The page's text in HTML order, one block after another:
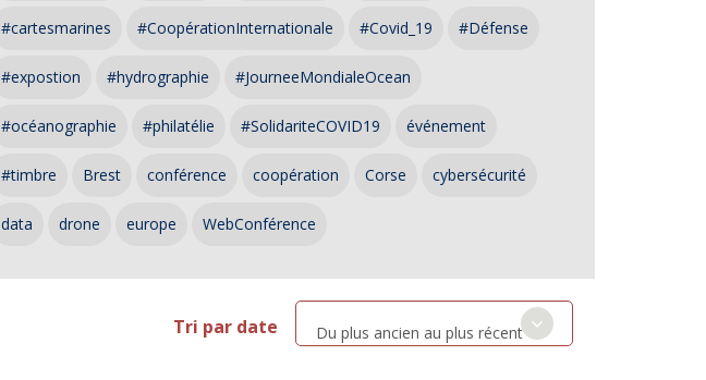
#cartesmarines #CoopérationInternationale #Covid_19 #Défense
#expostion #hydrographie #JourneeMondialeOcean
#océanographie #philatélie #SolidariteCOVID19 événement
#timbre Brest conférence coopération Corse cybersécurité
data drone europe WebConférence
Tri par date Du plus ancien au plus récent